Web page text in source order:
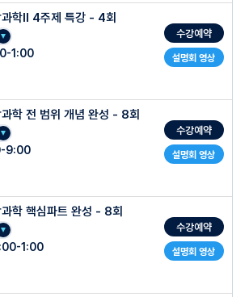
설명회 영상
학Ⅱ 4주제 특강 - 4회
1:00
수강예약
설명회 영상
학 전 범위 개념 완성 - 8회
9:00
수강예약
설명회 영상
학 핵심파트 완성 - 8회
1:00
수강예약